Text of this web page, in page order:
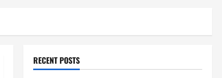
RECENT POSTS